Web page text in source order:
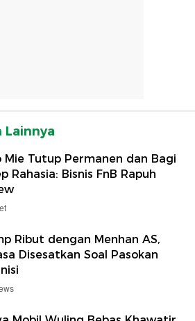
Mie Tutup Permanen dan Bagi
Rahasia: Bisnis FnB Rapuh
Ribut dengan Menhan AS,
Disesatkan Soal Pasokan